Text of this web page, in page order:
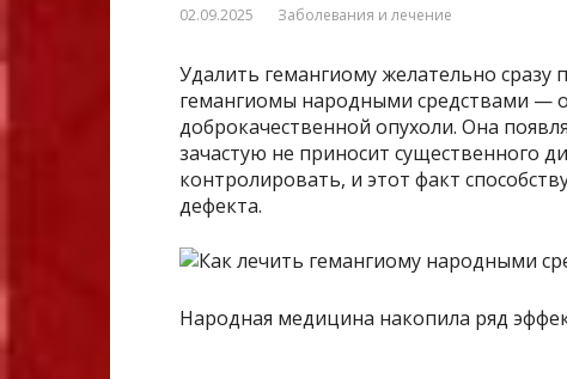
02.09.2025 Заболевания и лечение
Удалить гемангиому желательно сразу
гемангиомы народными средствами —
доброкачественной опухоли. Она
зачастую не приносит существенного
контролировать, и этот факт
дефекта.
Народная медицина накопила ряд